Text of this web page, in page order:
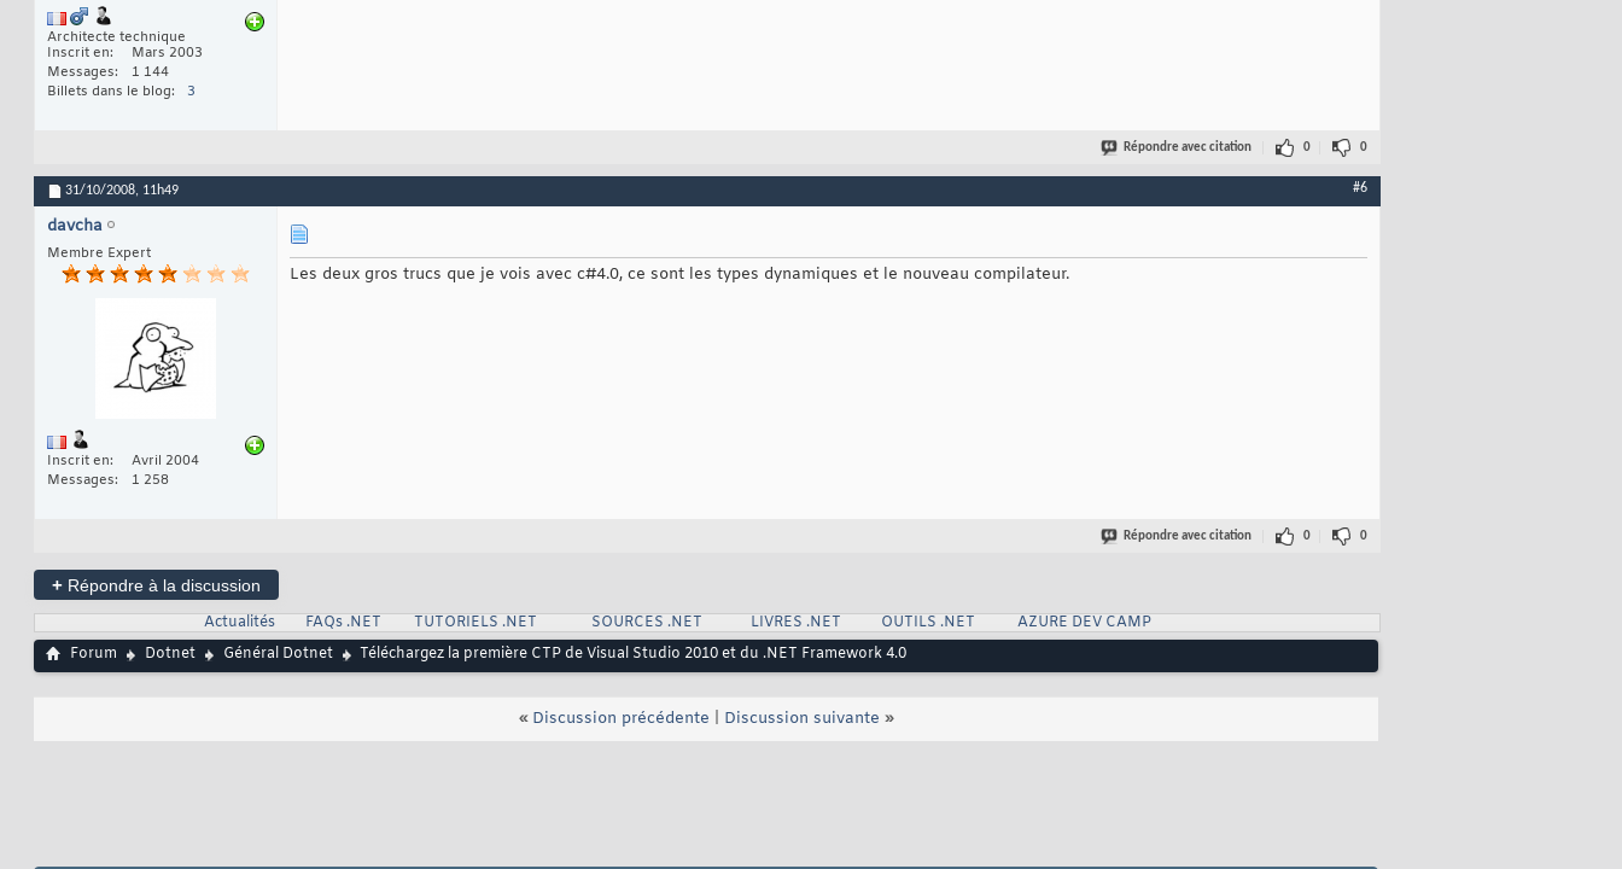
Architecte technique
Inscrit en
Mars 2003
Messages
1 144
Billets dans le blog
3
Répondre avec citation 0 0
31/10/2008, 11h49 #6
davcha
Membre Expert
Inscrit en
Avril 2004
Messages
1 258
Les deux gros trucs que je vois avec c#4.0, ce sont les types dynamiques et le nouveau compilateur.
Répondre avec citation 0 0
+ Répondre à la discussion
Actualités
FAQs .NET TUTORIELS .NET SOURCES .NET LIVRES .NET OUTILS .NET
AZURE DEV CAMP
Forum
Dotnet Général Dotnet Téléchargez la première CTP de Visual Studio 2010 et du .NET Framework 4.0
« Discussion précédente Discussion suivante »